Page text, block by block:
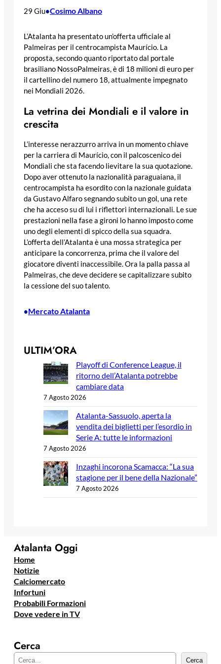
29 Giu•Cosimo Albano
L’Atalanta ha presentato un’offerta ufficiale al
Palmeiras per il centrocampista Maurício. La
proposta, secondo quanto riportato dal portale
brasiliano NossoPalmeiras, è di 18 milioni di euro per
il cartellino del numero 18, attualmente impegnato
nei Mondiali 2026.
La vetrina dei Mondiali e il valore in
crescita
L’interesse nerazzurro arriva in un momento chiave
per la carriera di Maurício, con il palcoscenico dei
Mondiali che sta facendo lievitare la sua quotazione.
Dopo aver ottenuto la nazionalità paraguaiana, il
centrocampista ha esordito con la nazionale guidata
da Gustavo Alfaro segnando subito un gol, una rete
che ha acceso su di lui i riflettori internazionali. Le sue
prestazioni nella fase a gironi lo hanno imposto come
uno degli elementi di spicco della sua squadra.
L’offerta dell’Atalanta è una mossa strategica per
anticipare la concorrenza, prima che il valore del
giocatore diventi inaccessibile. Ora la palla passa al
Palmeiras, che deve decidere se capitalizzare subito
la cessione del suo talento.
•Mercato Atalanta
ULTIM’ORA
Playoff di Conference League, il
ritorno dell’Atalanta potrebbe
cambiare data
7 Agosto 2026
Atalanta-Sassuolo, aperta la
vendita dei biglietti per l’esordio in
Serie A: tutte le informazioni
7 Agosto 2026
Inzaghi incorona Scamacca: “La sua
stagione per il bene della Nazionale”
7 Agosto 2026
Atalanta Oggi
Home
Notizie
Calciomercato
Infortuni
Probabili Formazioni
Dove vedere in TV
Cerca
Cerca